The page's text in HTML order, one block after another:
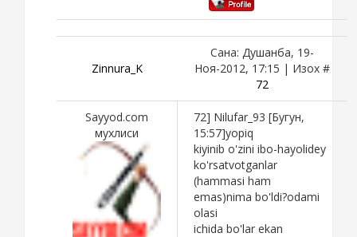
Zinnura_K
Сана: Душанба, 19-
Ноя-2012, 17:15 | Изох #
72
Sayyod.com
мухлиси
72] Nilufar_93 [Бугун,
15:57]yopiq
kiyinib o'zini ibo-hayolidey
ko'rsatvotganlar
(hammasi ham
emas)nima bo'ldi?odami
olasi
ichida bo'lar ekan